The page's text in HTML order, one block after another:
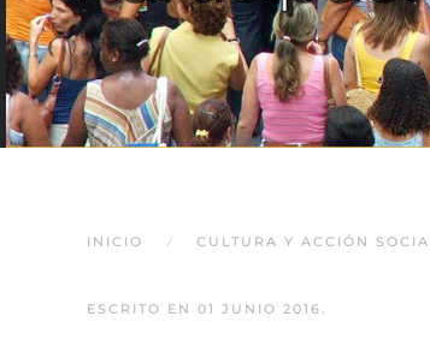
INICIO CULTURA Y ACCIÓN
ESCRITO EN 01 JUNIO 2016.